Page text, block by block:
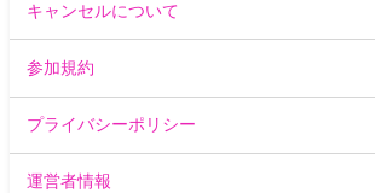
キャンセルについて
参加規約
プライバシーポリシー
運営者情報